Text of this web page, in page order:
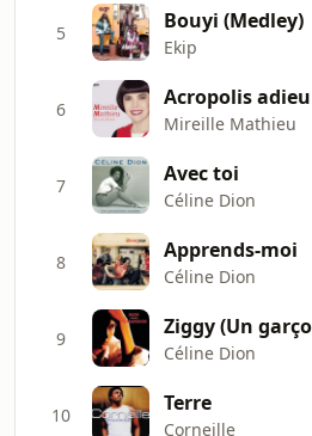
5 Bouyi (Medley)
Ekip
6 Acropolis adieu
Mireille Mathieu
7 Avec toi
Céline Dion
8 Apprends-moi
Céline Dion
9
Céline Dion
10 Terre
Corneille